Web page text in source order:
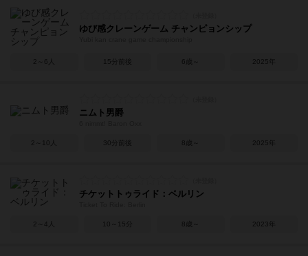
ゆび感クレーンゲーム チャンピョンシップ
2～6人 15分前後 6歳～ 2025年
ニムト男爵
2～10人 30分前後 8歳～ 2025年
チケットトゥライド：ベルリン
2～4人 10～15分 8歳～ 2023年